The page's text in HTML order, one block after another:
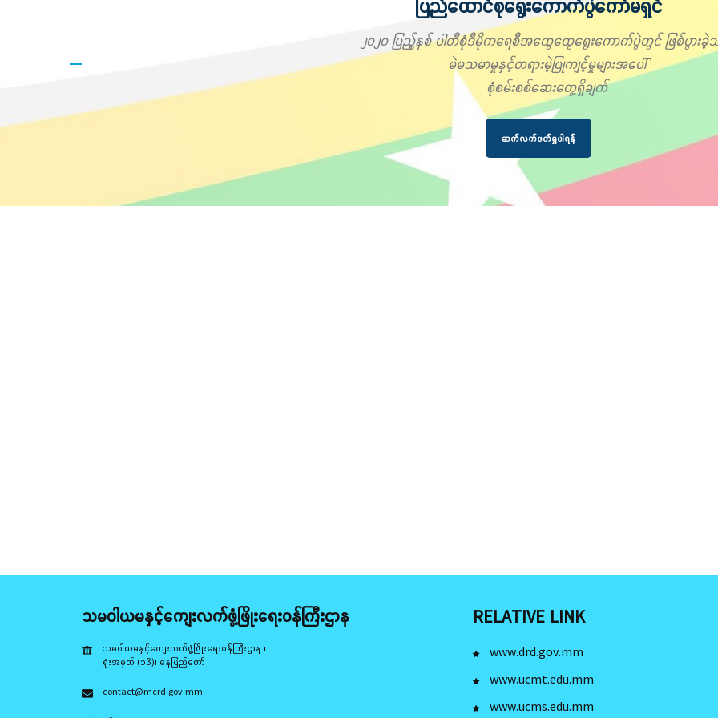
ပြည်ထောင်စုရွေးကောက်ပွဲကော်မရှင်
၂၀၂၀ ပြည့်နှစ် ပါတီစုံဒီမိုကရေစီအထွေထွေရွေးကောက်ပွဲတွင် ဖြစ်ပွား
မဲမသမာမှုနှင့်တရားမဲ့ပြုကျင့်မှုများအပေါ်
စုံစမ်းစစ်ဆေးတွေ့ရှိချက်
ဆက်လက်ဖတ်ရှုပါရန်
သမဝါယမနှင့်ကျေးလက်ဖွံ့ဖြိုးရေးဝန်ကြီးဌာန
သမဝါယမနှင့်ကျေးလက်ဖွံ့ဖြိုးရေးဝန်ကြီးဌာန ၊
ရုံးအမှတ် (၁၆)၊ နေပြည်တော်
contact@mcrd.gov.mm
RELATIVE LINK
www.drd.gov.mm
www.ucmt.edu.mm
www.ucms.edu.mm